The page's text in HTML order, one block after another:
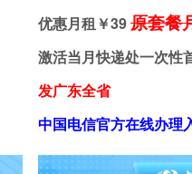
优惠月租￥39原套餐
激活当月快递处一次性
发广东全省
中国电信官方在线办理